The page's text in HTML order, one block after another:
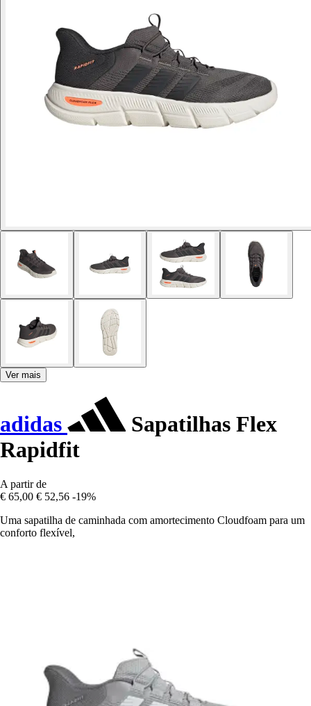
Ver mais
adidas
Sapatilhas Flex
Rapidfit
A partir de
€ 65,00 € 52,56 -19%
Uma sapatilha de caminhada com amortecimento Cloudfoam para um
conforto flexível,